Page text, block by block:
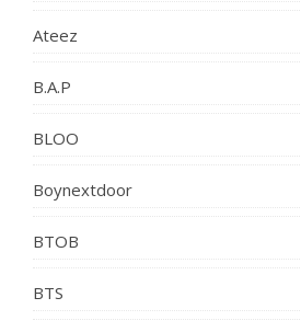
Ateez
B.A.P
BLOO
Boynextdoor
BTOB
BTS